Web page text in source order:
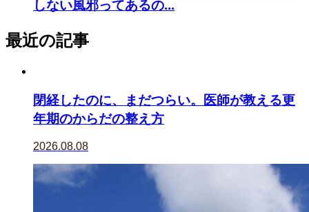
しない風邪ってあるの...
最近の記事
閉経したのに、まだつらい。医師が教える更
年期のからだの整え方
2026.08.08